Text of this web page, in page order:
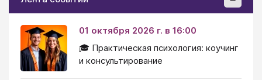
01 октября 2026 г. в 16:00
🎓 Практическая психология: коучинг
и консультирование